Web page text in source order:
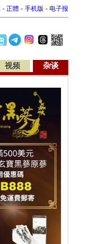
- 正體 - 手机版 - 电子报
视频 杂谈